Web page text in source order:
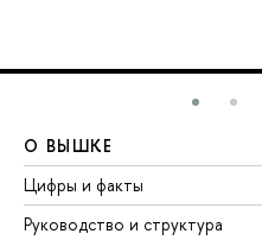
О ВЫШКЕ
Цифры и факты
Руководство и структура